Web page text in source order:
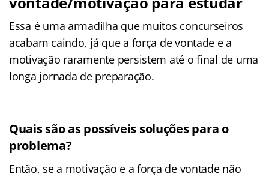
Essa é uma armadilha que muitos concurseiros
acabam caindo, já que a força de vontade e a
motivação raramente persistem até o final de uma
longa jornada de preparação.
Quais são as possíveis soluções para o
problema?
Então, se a motivação e a força de vontade não